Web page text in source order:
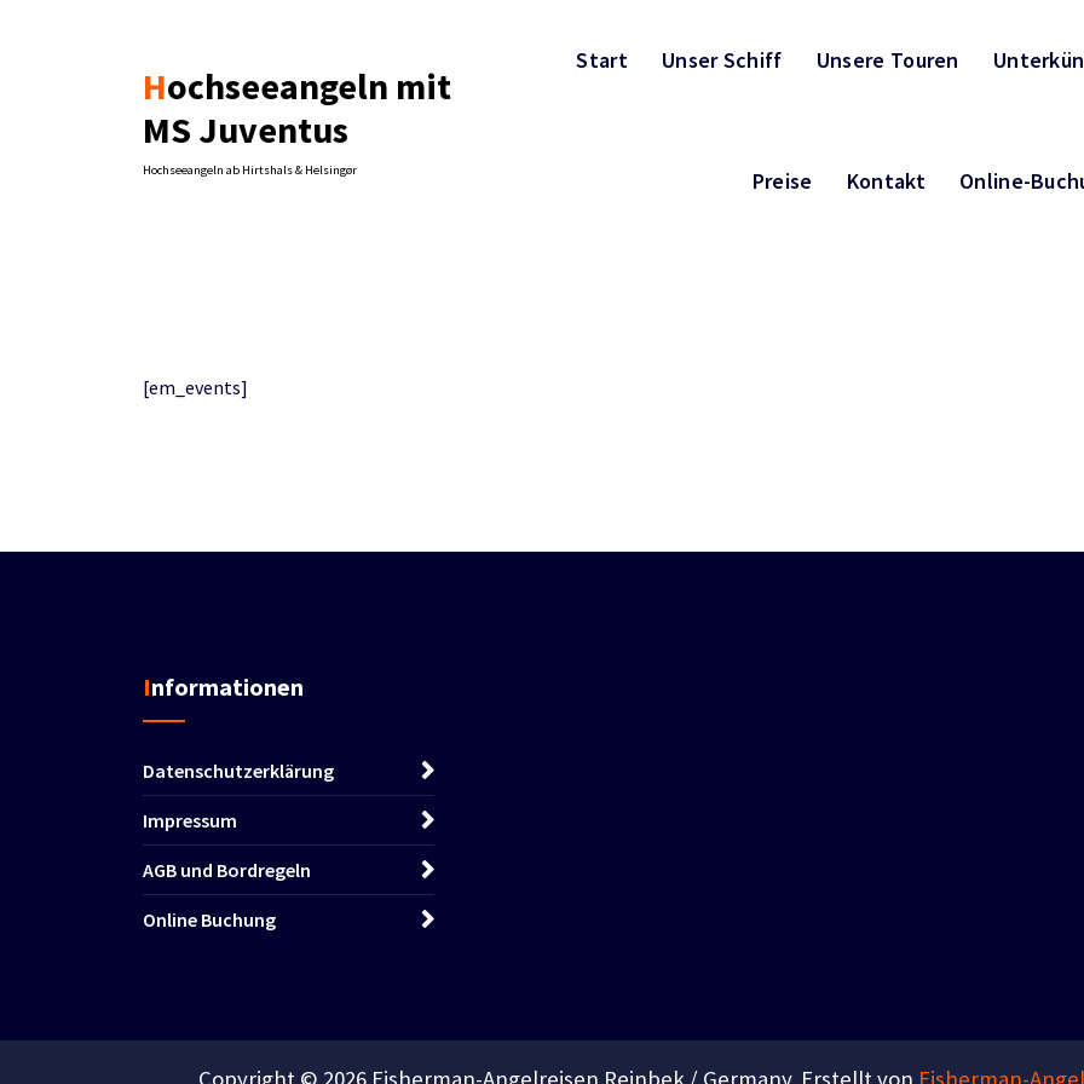
Hochseeangeln mit
MS Juventus
Hochseeangeln ab Hirtshals & Helsingør
Start Unser Schiff Unsere Touren
Preise Kontakt Online-
[em_events]
Informationen
Datenschutzerklärung
Impressum
AGB und Bordregeln
Online Buchung